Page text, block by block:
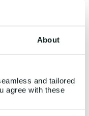
About
and tailored
agree with these
Mitte,
die Erfahrung,
Produkt oder
der Marke
fördert. Kunden
teilen,